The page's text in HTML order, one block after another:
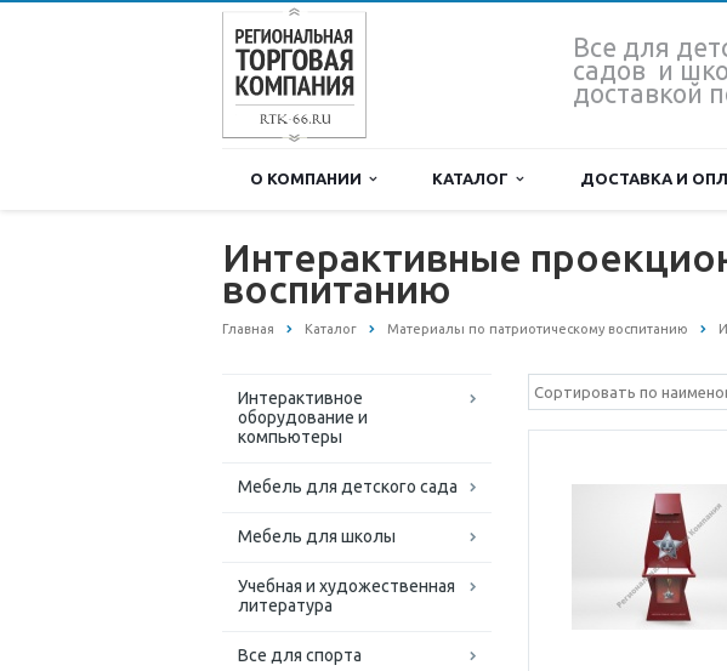
Все для
садов и
доставкой
О КОМПАНИИ КАТАЛОГ ДОСТАВКА И
Интерактивные
воспитанию
Главная Каталог Материалы по патриотическому воспитанию
Интерактивное
оборудование и
компьютеры
Мебель для детского сада
Мебель для школы
Учебная и художественная
литература
Все для спорта